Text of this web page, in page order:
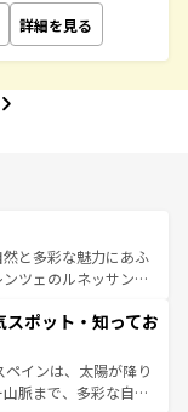
詳細を見る
と多彩な魅力にあふ
ツェのルネッサンス
アマルフィ海岸の絶
の合間には、本場の
理を堪能することも
すべての瞬間を楽し
ポット・知ってお
インは、太陽が降り
脈まで、多彩な自然